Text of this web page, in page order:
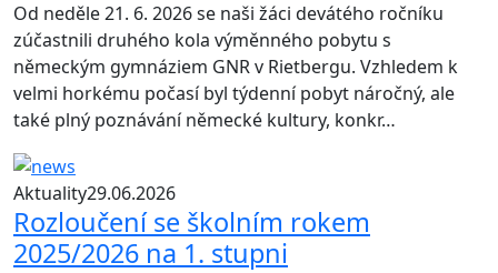
Od neděle 21. 6. 2026 se naši žáci devátého ročníku
zúčastnili druhého kola výměnného pobytu s
německým gymnáziem GNR v Rietbergu. Vzhledem k
velmi horkému počasí byl týdenní pobyt náročný, ale
také plný poznávání německé kultury, konkr…
Aktuality29.06.2026
Rozloučení se školním rokem
2025/2026 na 1. stupni